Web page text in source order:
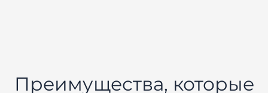
Преимущества, которые